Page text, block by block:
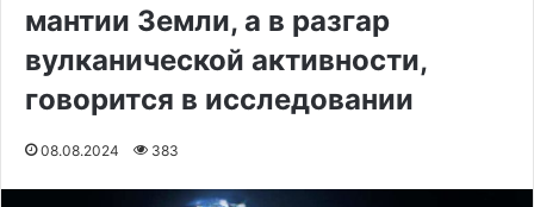
мантии Земли, а в разгар
вулканической активности,
говорится в исследовании
08.08.2024 383